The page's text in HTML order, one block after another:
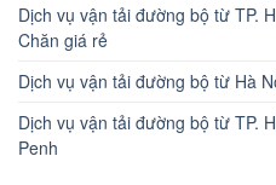
Dịch vụ vận tải đường bộ từ TP.
Chăn giá rẻ
Dịch vụ vận tải đường bộ từ Hà
Dịch vụ vận tải đường bộ từ TP.
Penh